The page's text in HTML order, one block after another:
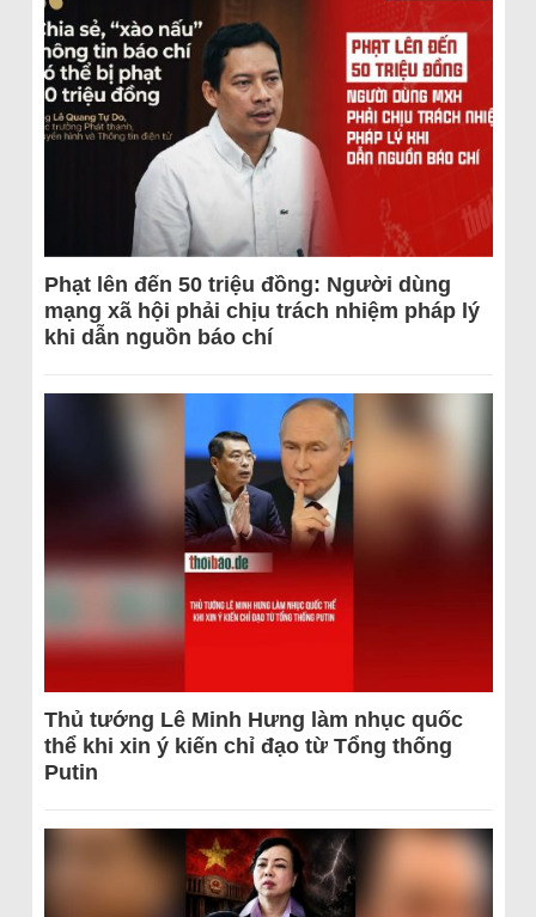
Phạt lên đến 50 triệu đồng: Người dùng
mạng xã hội phải chịu trách nhiệm pháp lý
khi dẫn nguồn báo chí
Thủ tướng Lê Minh Hưng làm nhục quốc
thể khi xin ý kiến chỉ đạo từ Tổng thống
Putin